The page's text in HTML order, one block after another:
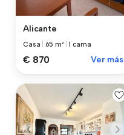
Alicante
Casa 65 m² |1 cama
€ 870 Ver más